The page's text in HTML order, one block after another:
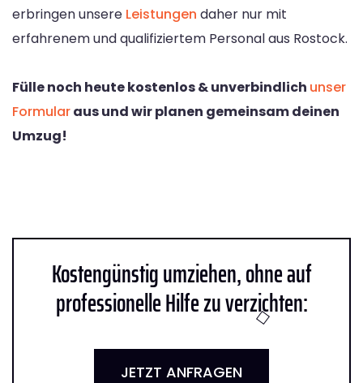
erbringen unsere Leistungen daher nur mit
erfahrenem und qualifiziertem Personal aus Rostock.
Fülle noch heute kostenlos & unverbindlich unser
Formularaus und wir planen gemeinsam deinen
Umzug!
Kostengünstig umziehen, ohne auf
professionelle Hilfe zu verzichten:
JETZT ANFRAGEN